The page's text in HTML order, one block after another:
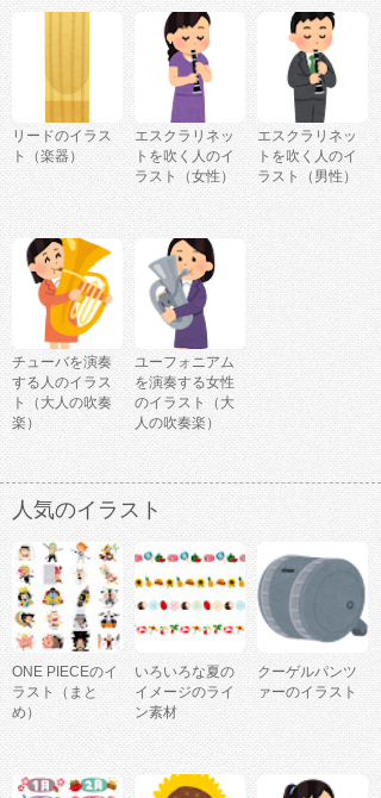
リードのイラス
ト（楽器）
エスクラリネッ
トを吹く人のイ
ラスト（女性）
エスクラリネッ
トを吹く人のイ
ラスト（男性）
チューバを演奏
する人のイラス
ト（大人の吹奏
楽）
ユーフォニアム
を演奏する女性
のイラスト（大
人の吹奏楽）
人気のイラスト
ONE PIECEのイ
ラスト（まと
め）
いろいろな夏の
イメージのライ
ン素材
クーゲルパンツ
ァーのイラスト